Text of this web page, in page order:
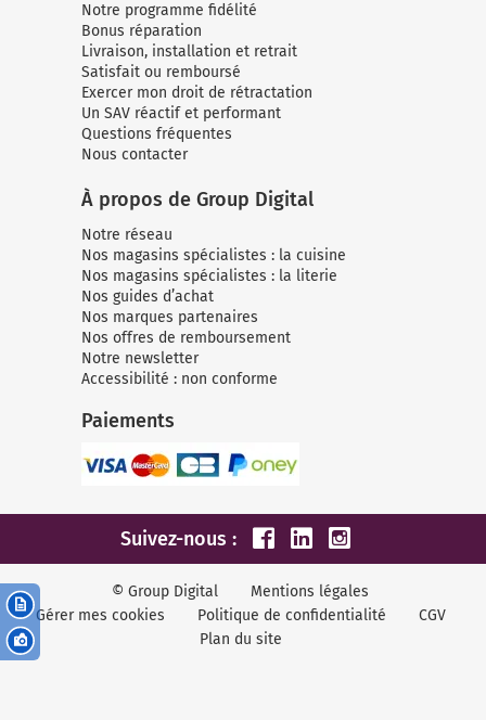
Notre programme fidélité
Bonus réparation
Livraison, installation et retrait
Satisfait ou remboursé
Exercer mon droit de rétractation
Un SAV réactif et performant
Questions fréquentes
Nous contacter
À propos de Group Digital
Notre réseau
Nos magasins spécialistes : la cuisine
Nos magasins spécialistes : la literie
Nos guides d’achat
Nos marques partenaires
Nos offres de remboursement
Notre newsletter
Accessibilité : non conforme
Paiements
Suivez-nous :
© Group Digital
Mentions légales
Gérer mes cookies
Politique de confidentialité
CGV
Plan du site